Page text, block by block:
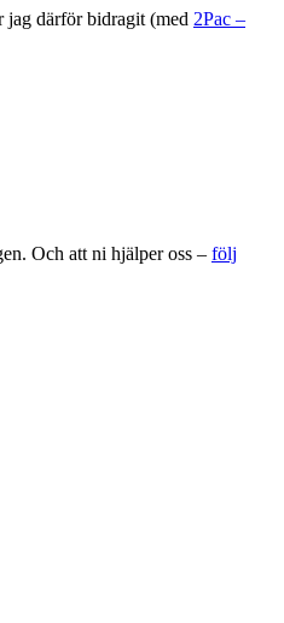
jag därför bidragit (med 2Pac –
Och att ni hjälper oss – följ